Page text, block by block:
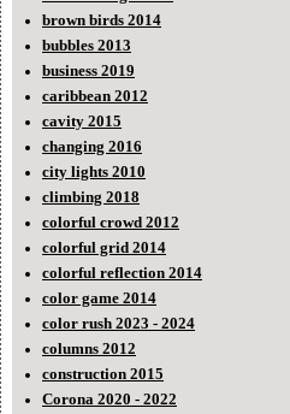
brown birds 2014
bubbles 2013
business 2019
caribbean 2012
cavity 2015
changing 2016
city lights 2010
climbing 2018
colorful crowd 2012
colorful grid 2014
colorful reflection 2014
color game 2014
color rush 2023 - 2024
columns 2012
construction 2015
Corona 2020 - 2022